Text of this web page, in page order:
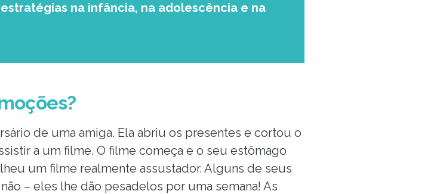
na infância, na adolescência e na
de uma amiga. Ela abriu os presentes e cortou o
a um filme. O filme começa e o seu estômago
um filme realmente assustador. Alguns de seus
– eles lhe dão pesadelos por uma semana! As